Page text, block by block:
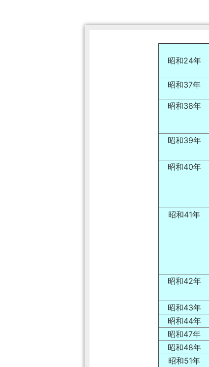
昭和24年
昭和37年
昭和38年
昭和39年
昭和40年
昭和41年
昭和42年
昭和43年
昭和44年
昭和47年
昭和48年
昭和51年